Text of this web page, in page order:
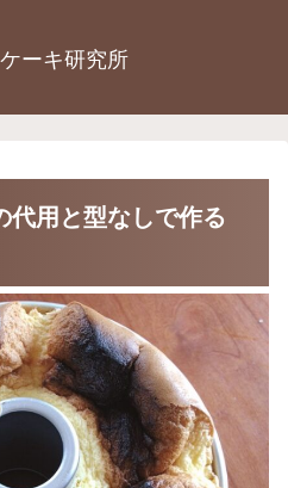
ーキ研究所
代用と型なしで作る